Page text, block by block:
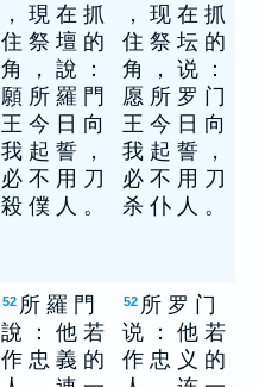
， 現 在 抓
住 祭 壇 的
角 ， 說 ：
願 所 羅 門
王 今 日 向
我 起 誓 ，
必 不 用 刀
殺 僕 人 。
， 现 在 抓
住 祭 坛 的
角 ， 说 ：
愿 所 罗 门
王 今 日 向
我 起 誓 ，
必 不 用 刀
杀 仆 人 。
52 所 羅 門
說 ： 他 若
作 忠 義 的
52 所 罗 门
说 ： 他 若
作 忠 义 的